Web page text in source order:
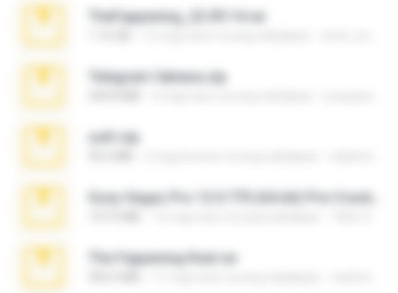
TheFappening_22.09.14.rar
Telegram fabiana.zip
ouh!.zip
The Fappening final.rar